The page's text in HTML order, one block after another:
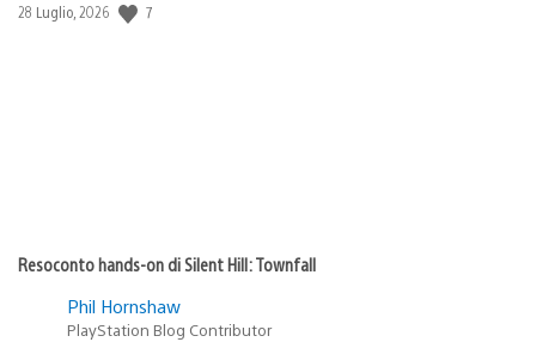
Data
28 Luglio, 2026 7
Resoconto hands-on di Silent Hill: Townfall
Phil Hornshaw
PlayStation Blog Contributor